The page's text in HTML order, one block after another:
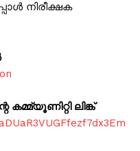
നിരീക്ഷക
കമ്മ്യൂണിറ്റി ലിങ്ക്